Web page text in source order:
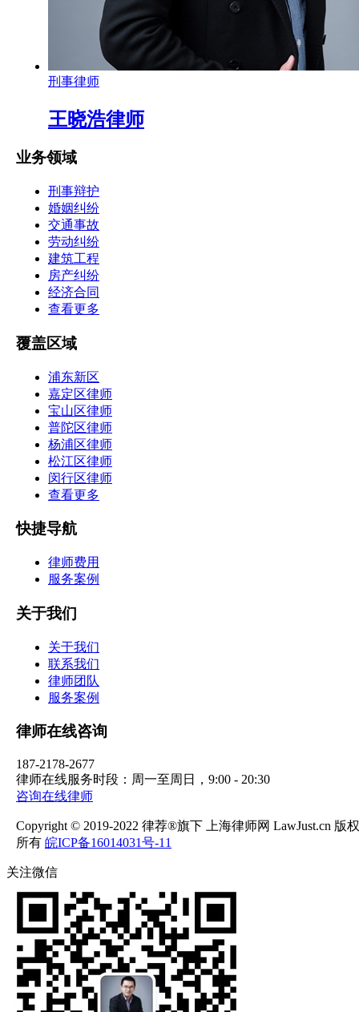
刑事律师
王晓浩律师
业务领域
刑事辩护
婚姻纠纷
交通事故
劳动纠纷
建筑工程
房产纠纷
经济合同
查看更多
覆盖区域
浦东新区
嘉定区律师
宝山区律师
普陀区律师
杨浦区律师
松江区律师
闵行区律师
查看更多
快捷导航
律师费用
服务案例
关于我们
关于我们
联系我们
律师团队
服务案例
律师在线咨询
187-2178-2677
律师在线服务时段：周一至周日，9:00 - 20:30
咨询在线律师
Copyright © 2019-2022 律荐®旗下 上海律师网 LawJust.cn 版权
所有 皖ICP备16014031号-11
关注微信